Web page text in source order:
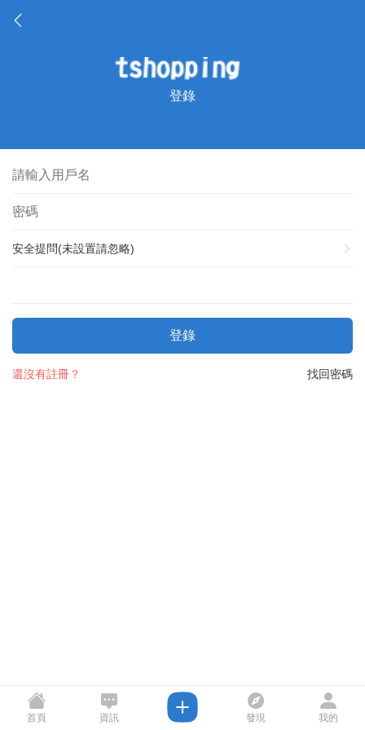
登錄
安全提問(未設置請忽略)
登錄
找回密碼
還沒有註冊？
首頁 資訊 發現 我的